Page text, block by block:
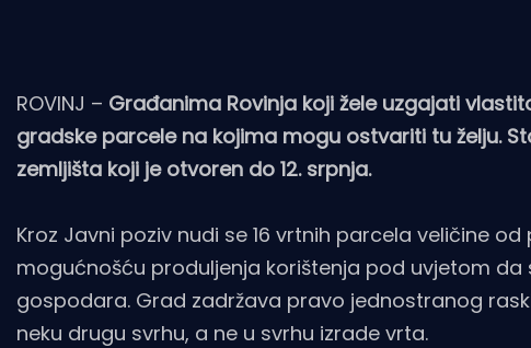
ROVINJ – Građanima Rovinja koji žele uzgajati
gradske parcele na kojima mogu ostvariti tu želju.
zemljišta koji je otvoren do 12. srpnja.
Kroz Javni poziv nudi se 16 vrtnih parcela veličine
mogućnošću produljenja korištenja pod uvjetom
gospodara. Grad zadržava pravo jednostranog
neku drugu svrhu, a ne u svrhu izrade vrta.